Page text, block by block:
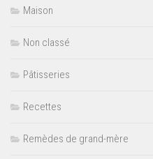
Maison
Non classé
Pâtisseries
Recettes
Remèdes de grand-mère